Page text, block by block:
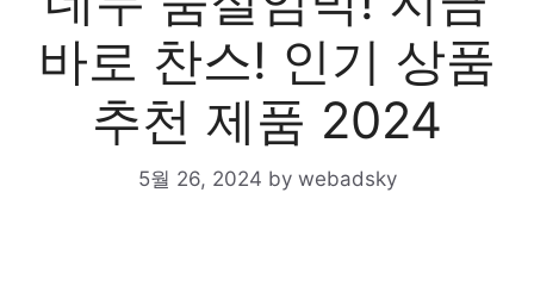
바로 찬스! 인기 상품
추천 제품 2024
5월 26, 2024 by webadsky